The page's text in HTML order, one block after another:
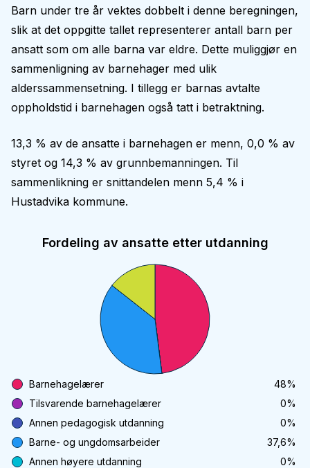
Barn under tre år vektes dobbelt i denne beregningen,
slik at det oppgitte tallet representerer antall barn per
ansatt som om alle barna var eldre. Dette muliggjør en
sammenligning av barnehager med ulik
alderssammensetning. I tillegg er barnas avtalte
oppholdstid i barnehagen også tatt i betraktning.
13,3 % av de ansatte i barnehagen er menn, 0,0 % av
styret og 14,3 % av grunnbemanningen. Til
sammenlikning er snittandelen menn 5,4 % i
Hustadvika kommune.
Fordeling av ansatte etter utdanning
Barnehagelærer 48%
Tilsvarende barnehagelærer
0%
Annen pedagogisk utdanning
0%
Barne- og ungdomsarbeider
37,6%
Annen høyere utdanning
0%